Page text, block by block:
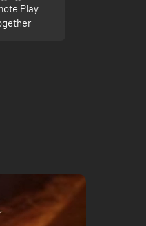
Play